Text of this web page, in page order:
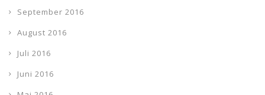
September 2016
August 2016
Juli 2016
Juni 2016